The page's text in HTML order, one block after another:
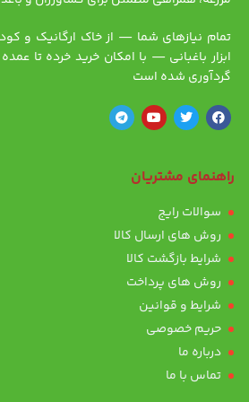
تمام نیازهای شما — از خاک ارگانیک و
ابزار باغبانی — با امکان خرید خرده تا
گردآوری شده است
راهنمای مشتریان
سوالات رایج
روش های ارسال کالا
شرایط بازگشت کالا
روش های پرداخت
شرایط و قوانین
حریم خصوصی
درباره ما
تماس با ما